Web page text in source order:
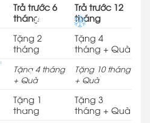
Trả trước 6
tháng
Trả trước 12
tháng
Tặng 2
tháng
Tặng 4
tháng + Quà
Tặng 4 tháng
+ Quà
Tặng 10 tháng
+ Quà
Tặng 1
tháng
Tặng 3
tháng + Quà
✽
✽